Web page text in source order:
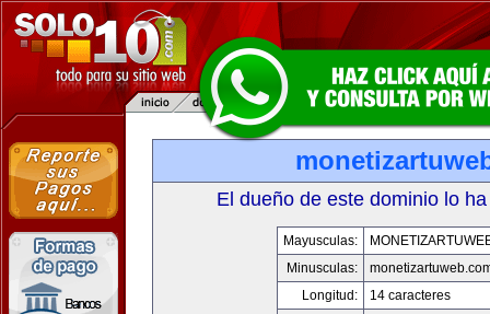
El dueño de este dominio lo
Mayusculas:
Minusculas:
Longitud:
14 caracteres